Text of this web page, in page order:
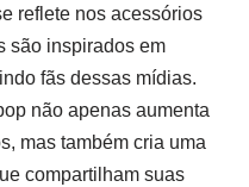
reflete nos acessórios
são inspirados em
fãs dessas mídias.
não apenas aumenta
mas também cria uma
compartilham suas